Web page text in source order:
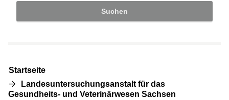
Suchen
Startseite
Landesuntersuchungsanstalt für das
Gesundheits- und Veterinärwesen Sachsen